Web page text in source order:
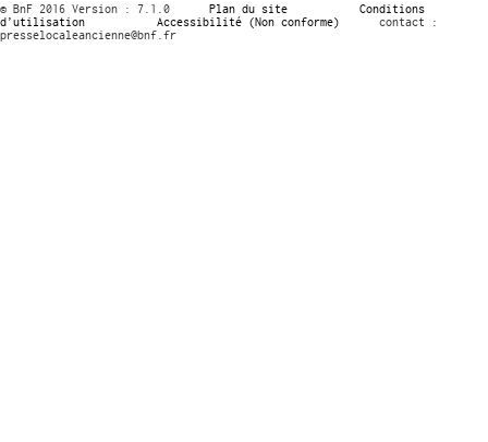
© BnF 2016 Version : 7.1.0 Plan du site
Conditions
d’utilisation
Accessibilité (Non conforme)
contact :
presselocaleancienne@bnf.fr